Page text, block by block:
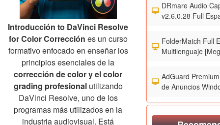
Introducción to DaVinci Resolve
for Color Corrección es un curso
formativo enfocado en enseñar los
principios esenciales de la
corrección de color y el color
grading profesionalutilizando
DaVinci Resolve, uno de los
programas más utilizados en la
industria audiovisual. Está
DRmare Audio
v2.6.0.28 Full
FolderMatch Full
Multilenguaje
AdGuard
de Anuncios